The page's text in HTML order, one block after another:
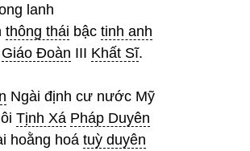
lanh
thông thái bậc tinh anh
Giáo Đoàn III Khất Sĩ.
Ngài định cư nước Mỹ
Tịnh Xá Pháp Duyên
hoằng hoá tuỳ duyên